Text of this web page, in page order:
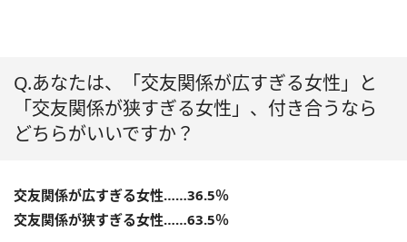
Q.あなたは、「交友関係が広すぎる女性」と
「交友関係が狭すぎる女性」、付き合うなら
どちらがいいですか？
交友関係が広すぎる女性……36.5％
交友関係が狭すぎる女性……63.5％